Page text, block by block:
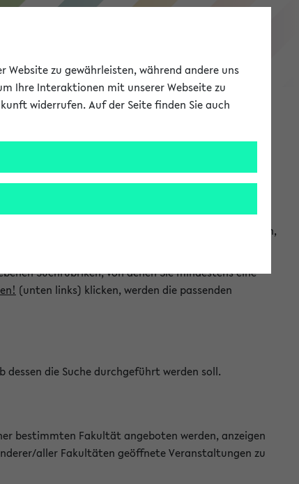
eKVV
und so gezielt die Veranstaltungen heraussuchen,
Suchrubriken, von denen Sie mindestens eine
(unten links) klicken, werden die passenden
die Suche durchgeführt werden soll.
bestimmten Fakultät angeboten werden, anzeigen
aller Fakultäten geöffnete Veranstaltungen zu
Website zu gewährleisten, während andere uns
Ihre Interaktionen mit unserer Webseite zu
widerrufen. Auf der Seite finden Sie auch